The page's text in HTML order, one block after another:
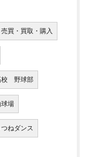
売買・買取・購入
校 野球部
球場
つねダンス